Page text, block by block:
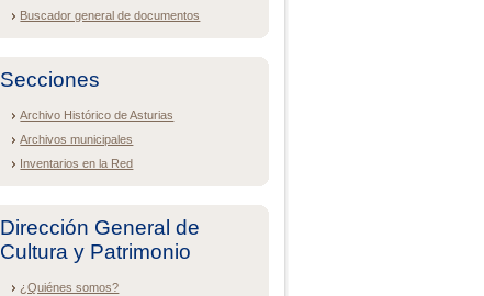
Buscador general de documentos
Secciones
Archivo Histórico de Asturias
Archivos municipales
Inventarios en la Red
Dirección General de
Cultura y Patrimonio
¿Quiénes somos?